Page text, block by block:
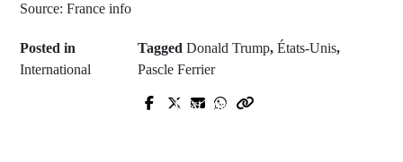
Source: France info
Posted in
International
TaggedDonald Trump,États-Unis,
Pascle Ferrier
Prev Post
Next Post